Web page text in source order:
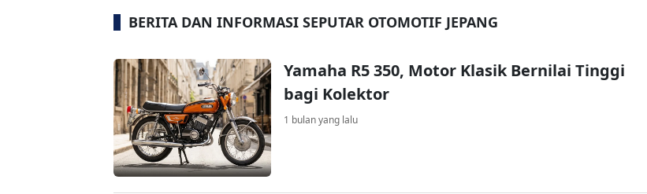
BERITA DAN INFORMASI SEPUTAR OTOMOTIF JEPANG
Yamaha R5 350, Motor Klasik Bernilai Tinggi
bagi Kolektor
1 bulan yang lalu